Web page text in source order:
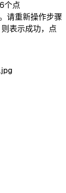
个点
请重新操作步骤
表示成功，点